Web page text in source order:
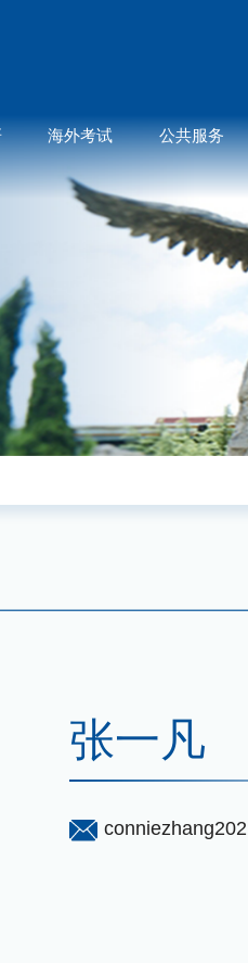
海外考试 公共服务
张一凡